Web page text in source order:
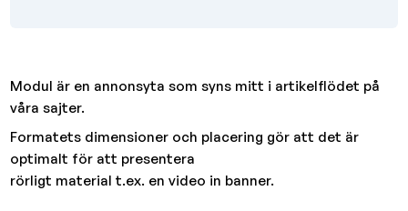
Modul är en annonsyta som syns mitt i artikelflödet på
våra sajter.
Formatets dimensioner och placering gör att det är
optimalt för att presentera
rörligt material t.ex. en video in banner.